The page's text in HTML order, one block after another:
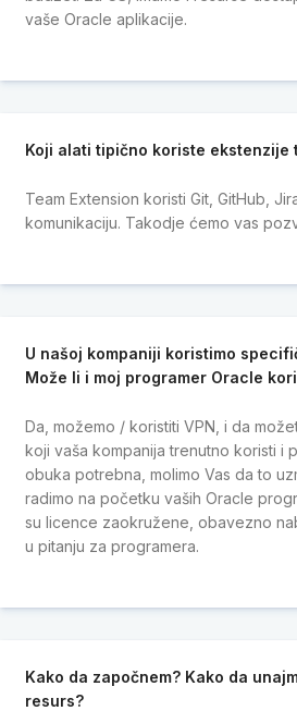
vaše Oracle aplikacije.
Koji alati tipično koriste ekstenzije
Team Extension koristi Git, GitHub,
komunikaciju. Takodje ćemo vas
U našoj kompaniji koristimo
Može li i moj programer Oracle
Da, možemo / koristiti VPN, i da
koji vaša kompanija trenutno koristi i
obuka potrebna, molimo Vas da to
radimo na početku vaših Oracle
su licence zaokružene, obavezno
u pitanju za programera.
Kako da započnem? Kako da
resurs?